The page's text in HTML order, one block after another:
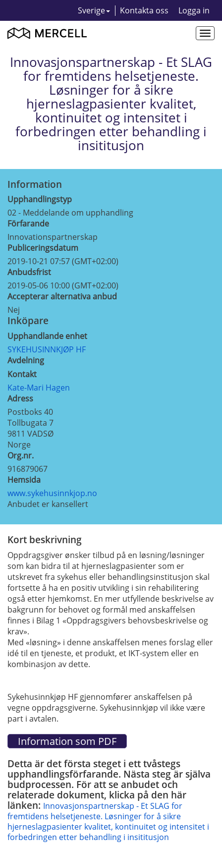
Sverige Kontakta oss Logga in
Innovasjonspartnerskap - Et SLAG
for fremtidens helsetjeneste.
Løsninger for å sikre
hjerneslagpasienter kvalitet,
kontinuitet og intensitet i
forbedringen etter behandling i
insititusjon
Information
Upphandlingstyp
02 - Meddelande om upphandling
Förfarande
Innovationspartnerskap
Publiceringsdatum
2019-10-21 07:57 (GMT+02:00)
Anbudsfrist
2019-05-06 10:00 (GMT+02:00)
Accepterar alternativa anbud
Nej
Inköpare
Upphandlande enhet
SYKEHUSINNKJØP HF
Avdelning
Kontakt
Kate-Mari Hagen
Adress
Postboks 40
Tollbugata 7
9811 VADSØ
Norge
Org.nr.
916879067
Hemsida
www.sykehusinnkjop.no
Anbudet er kansellert
Kort beskrivning
Oppdragsgiver ønsker tilbud på en løsning/løsninger
som kan bidra til at hjerneslagpasienter som er
utskrevet fra sykehus eller behandlingsinstitusjon skal
fortsette å ha en positiv utvikling i sin rehabilitering
også etter hjemkomst. En mer utfyllende beskrivelse av
bakgrunn for behovet og formål med anskaffelsen
finnes i Bilag 1 «Oppdragsgivers behovsbeskrivelse og
krav».
Med «løsning» i denne anskaffelsen menes forslag eller
idé til en tjeneste, et produkt, et IKT-system eller en
kombinasjon av dette.
Sykehusinnkjøp HF gjennomfører anskaffelsen på
vegne oppdragsgiverne. Sykehusinnkjøp vil ikke være
part i avtalen.
Detta är det första steget i ett tvåstegs
upphandlingsförfarande. Nästa steg är själva
budprocessen. För att se anbudet och
relaterade dokument, klicka på den här
länken: Innovasjonspartnerskap - Et SLAG for
fremtidens helsetjeneste. Løsninger for å sikre
hjerneslagpasienter kvalitet, kontinuitet og intensitet i
forbedringen etter behandling i insititusjon